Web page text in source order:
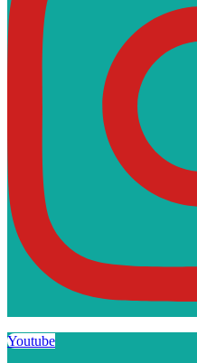
Youtube